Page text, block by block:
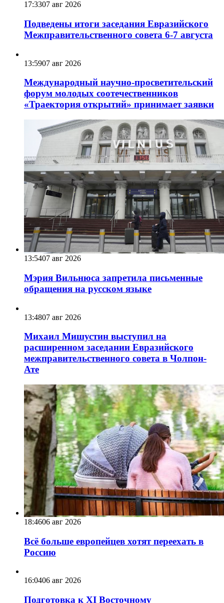
17:3307 авг 2026
Подведены итоги заседания Евразийского
Межправительственного совета 6-7 августа
13:5907 авг 2026
Международный научно-просветительский
форум молодых соотечественников
«Траектория открытий» принимает заявки
13:5407 авг 2026
Мэрия Вильнюса запретила письменные
обращения на русском языке
13:4807 авг 2026
Михаил Мишустин выступил на
расширенном заседании Евразийского
межправительственного совета в Чолпон-
Ате
18:4606 авг 2026
Всё больше европейцев хотят переехать в
Россию
16:0406 авг 2026
Подготовка к XI Восточному